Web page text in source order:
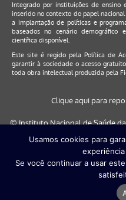
Integrado por instituições de
inserido no contexto do papel
a implantação de políticas e
baseados no cenário demográfico
científica disponível.
Este site é regido pela Política de
garantir à sociedade o acesso
toda obra intelectual produzida pela
Clique aqui para
© Instituto Nacional de Saúde
Este site será melhor
partir da versão 30) | Internet
a partir
Usamos cookies para
Se você continuar a usar